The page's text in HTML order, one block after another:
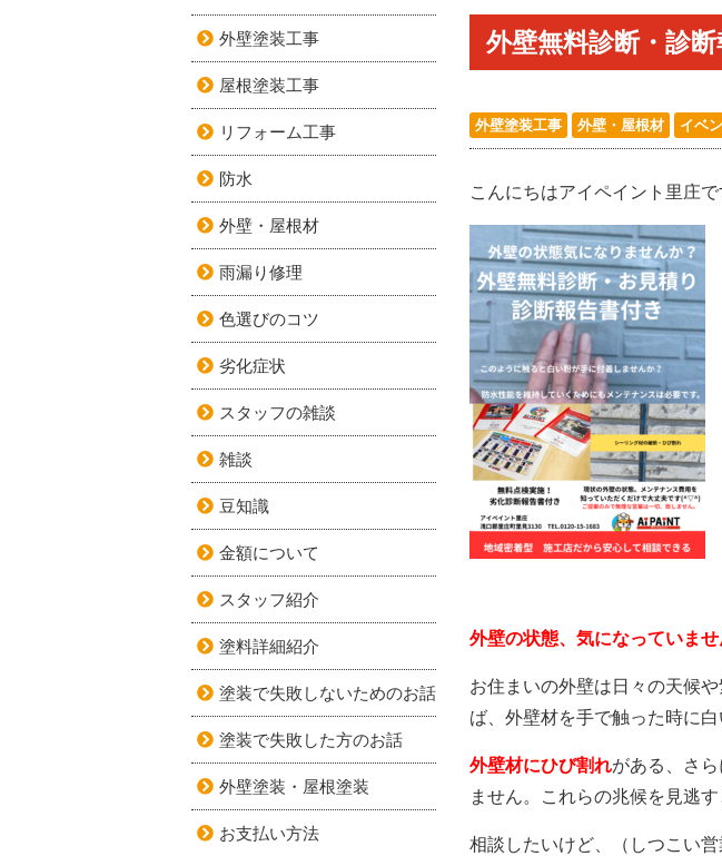
外壁無料診断・診
外壁塗装工事 外壁・屋根材 イベ
こんにちはアイペイント里庄で
外壁の状態、気になっていませ
お住まいの外壁は日々の天候
ば、外壁材を手で触った時に
外壁材にひび割れがある、さら
ません。これらの兆候を見逃
相談したいけど、（しつこい
外壁塗装工事
屋根塗装工事
リフォーム工事
防水
外壁・屋根材
雨漏り修理
色選びのコツ
劣化症状
スタッフの雑談
雑談
豆知識
金額について
スタッフ紹介
塗料詳細紹介
塗装で失敗しないためのお話
塗装で失敗した方のお話
外壁塗装・屋根塗装
お支払い方法